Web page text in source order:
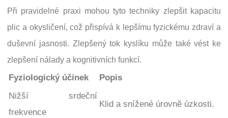
Při pravidelné praxi mohou tyto techniky zlepšit kapacitu
plic a okysličení, což přispívá k lepšímu fyzickému zdraví a
duševní jasnosti. Zlepšený tok kyslíku může také vést ke
zlepšení nálady a kognitivních funkcí.
Fyziologický účinek
Popis
Nižší srdeční
frekvence
Klid a snížené úrovně úzkosti.